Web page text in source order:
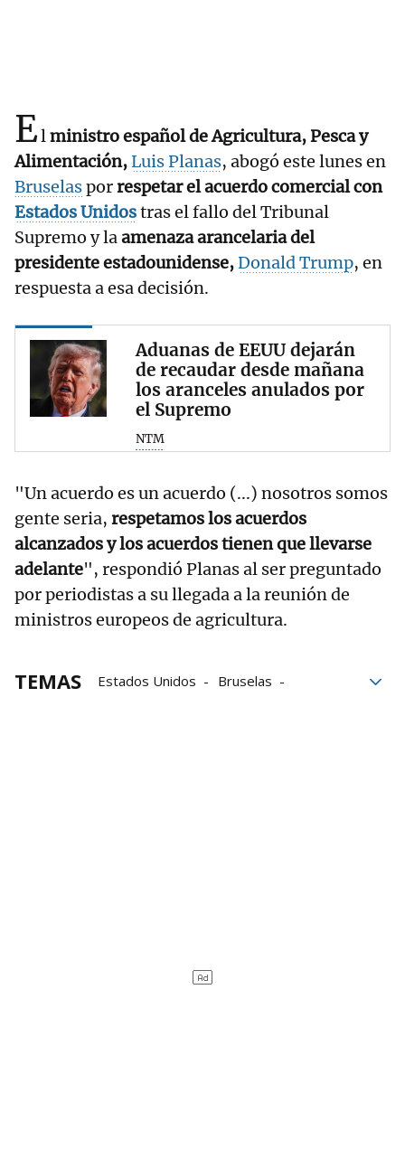
Elministro español de Agricultura, Pesca y
Alimentación,Luis Planas, abogó este lunes en
Bruselasporrespetar el acuerdo comercial con
Estados Unidostras el fallo del Tribunal
Supremo y laamenaza arancelaria del
presidente estadounidense,Donald Trump, en
respuesta a esa decisión.
Aduanas de EEUU dejarán
de recaudar desde mañana
los aranceles anulados por
el Supremo
NTM
"Un acuerdo es un acuerdo (...) nosotros somos
gente seria, respetamos los acuerdos
alcanzados y los acuerdos tienen que llevarse
adelante", respondió Planas al ser preguntado
por periodistas a su llegada a la reunión de
ministros europeos de agricultura.
TEMAS Estados Unidos
Bruselas